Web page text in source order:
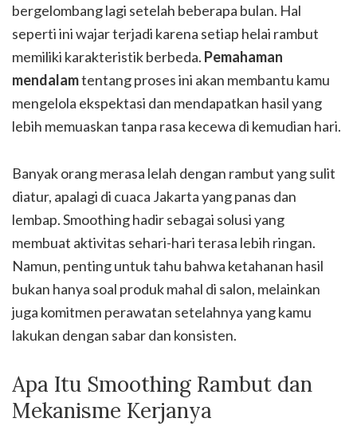
bergelombang lagi setelah beberapa bulan. Hal
seperti ini wajar terjadi karena setiap helai rambut
memiliki karakteristik berbeda. Pemahaman
mendalamtentang proses ini akan membantu kamu
mengelola ekspektasi dan mendapatkan hasil yang
lebih memuaskan tanpa rasa kecewa di kemudian hari.
Banyak orang merasa lelah dengan rambut yang sulit
diatur, apalagi di cuaca Jakarta yang panas dan
lembap. Smoothing hadir sebagai solusi yang
membuat aktivitas sehari-hari terasa lebih ringan.
Namun, penting untuk tahu bahwa ketahanan hasil
bukan hanya soal produk mahal di salon, melainkan
juga komitmen perawatan setelahnya yang kamu
lakukan dengan sabar dan konsisten.
Apa Itu Smoothing Rambut dan
Mekanisme Kerjanya